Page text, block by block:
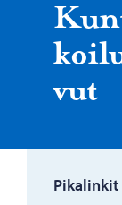
vut
Pikalinkit